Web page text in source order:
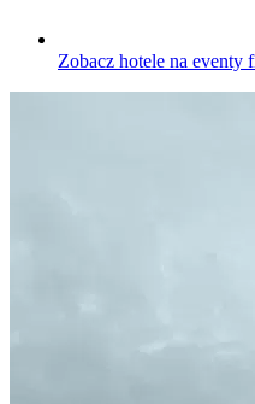
Zobacz hotele na eventy